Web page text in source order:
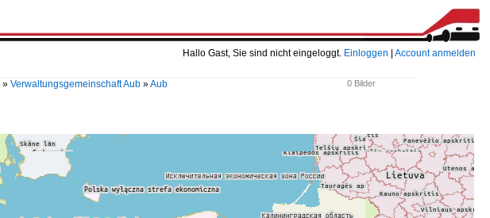
Hallo Gast, Sie sind nicht eingeloggt. Einloggen Account anmelden
0 Bilder
» Verwaltungsgemeinschaft Aub »Aub